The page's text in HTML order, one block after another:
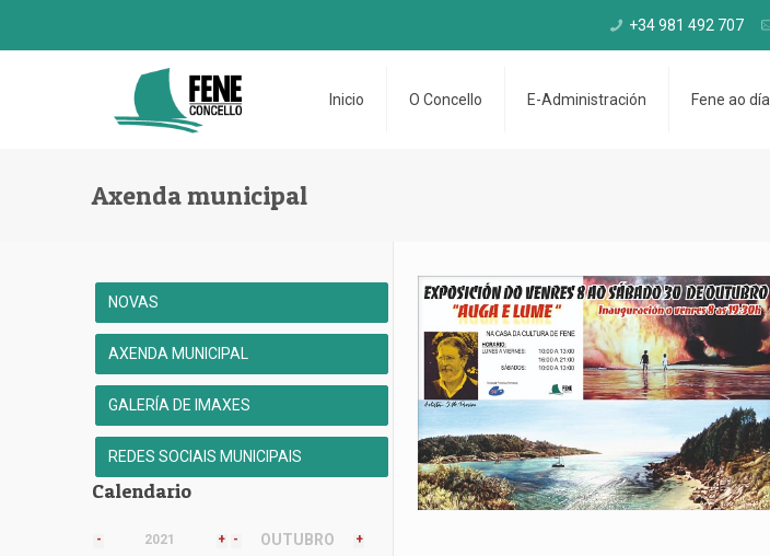
+34 981 492 707
Inicio O Concello E-Administración Fene ao día
Axenda municipal
NOVAS
AXENDA MUNICIPAL
GALERÍA DE IMAXES
REDES SOCIAIS MUNICIPAIS
Calendario
- 2021 + - OUTUBRO +